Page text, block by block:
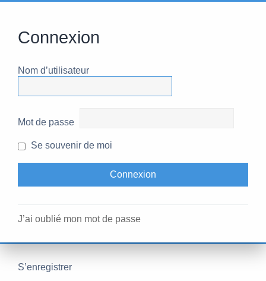
Connexion
Nom d’utilisateur
Mot de passe
Se souvenir de moi
J’ai oublié mon mot de passe
S’enregistrer